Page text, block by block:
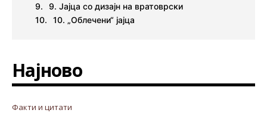
9. Јајца со дизајн на вратоврски
10. „Облечени“ јајца
Најново
Факти и цитати